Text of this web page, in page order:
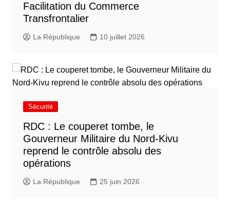
Facilitation du Commerce
Transfrontalier
La République 10 juillet 2026
Sécurité
RDC : Le couperet tombe, le
Gouverneur Militaire du Nord-Kivu
reprend le contrôle absolu des
opérations
La République 25 juin 2026